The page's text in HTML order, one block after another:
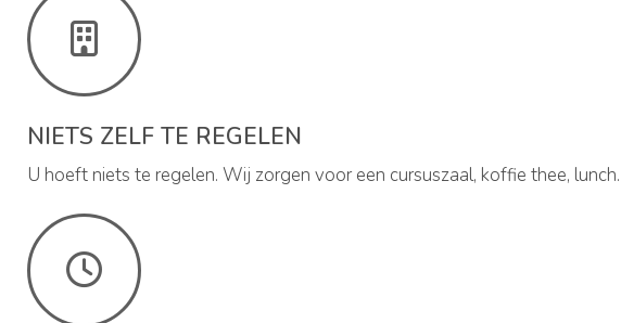
NIETS ZELF TE REGELEN
U hoeft niets te regelen. Wij zorgen voor een cursuszaal, koffie thee, lunch.